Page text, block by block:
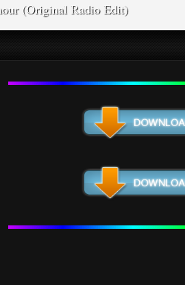
(Original Radio Edit)